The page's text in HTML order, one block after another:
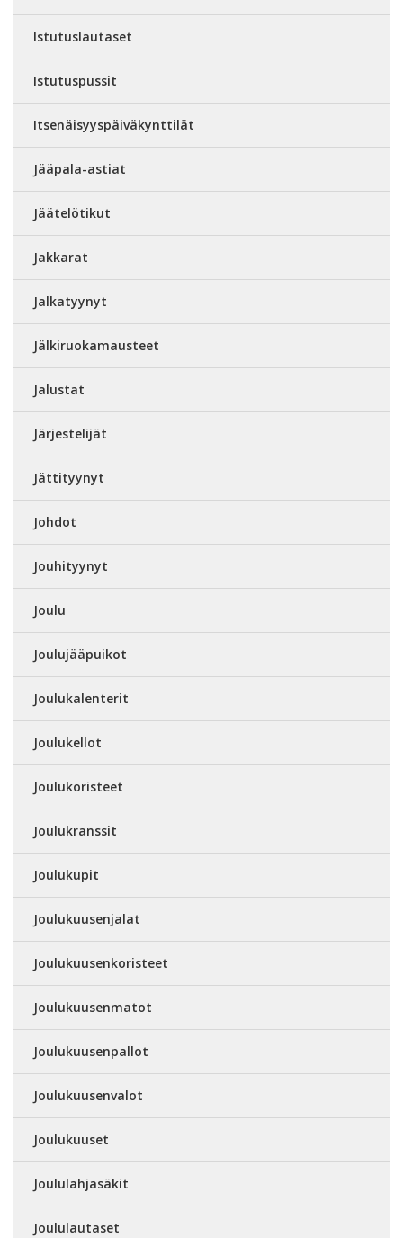
Istutuslautaset
Istutuspussit
Itsenäisyyspäiväkynttilät
Jääpala-astiat
Jäätelötikut
Jakkarat
Jalkatyynyt
Jälkiruokamausteet
Jalustat
Järjestelijät
Jättityynyt
Johdot
Jouhityynyt
Joulu
Joulujääpuikot
Joulukalenterit
Joulukellot
Joulukoristeet
Joulukranssit
Joulukupit
Joulukuusenjalat
Joulukuusenkoristeet
Joulukuusenmatot
Joulukuusenpallot
Joulukuusenvalot
Joulukuuset
Joululahjasäkit
Joululautaset